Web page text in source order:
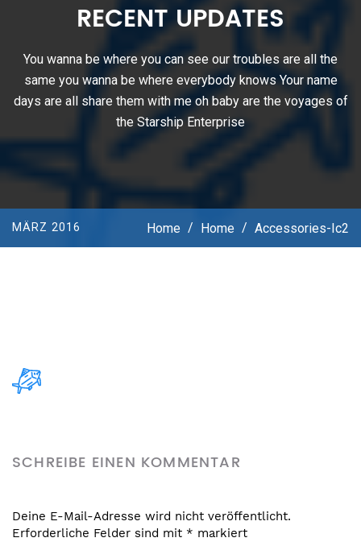
RECENT UPDATES
You wanna be where you can see our troubles are all the
same you wanna be where everybody knows Your name
days are all share them with me oh baby are the voyages of
the Starship Enterprise
MÄRZ 2016 Home / Home / Accessories-Ic2
SCHREIBE EINEN KOMMENTAR
Deine E-Mail-Adresse wird nicht veröffentlicht.
Erforderliche Felder sind mit * markiert